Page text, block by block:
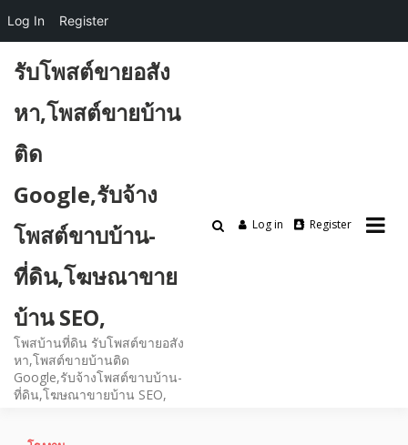
content
รับโพสต์ขายอสัง
หา,โพสต์ขายบ้าน
ติด
Google,รับจ้าง
โพสต์ขาบบ้าน-
ที่ดิน,โฆษณาขาย
บ้าน SEO,
โพสบ้านที่ดิน รับโพสต์ขายอสัง
หา,โพสต์ขายบ้านติด
Google,รับจ้างโพสต์ขาบบ้าน-
ที่ดิน,โฆษณาขายบ้าน SEO,
Log in Register
Log In Register